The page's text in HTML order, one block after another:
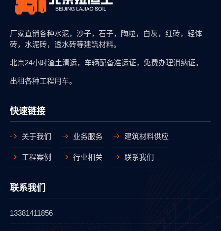
厂家直销各种水泥，沙子，石子，陶粒，白灰，红砖，轻体
砖，水泥砖，透水砖等建筑材料。
北京24小时渣土清运，车辆配备准运证，免费办理消纳证。
出租各种工程用车。
快速链接
关于我们 业务服务 建筑材料供应
工程案例 行业相关 联系我们
联系我们
13381411856